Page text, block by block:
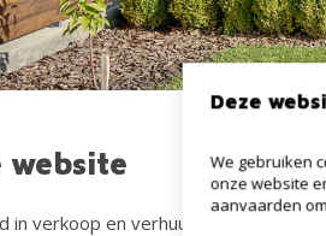
website
in verkoop en verhuur van woningen,
Deze
We gebruiken
onze website
aanvaarden